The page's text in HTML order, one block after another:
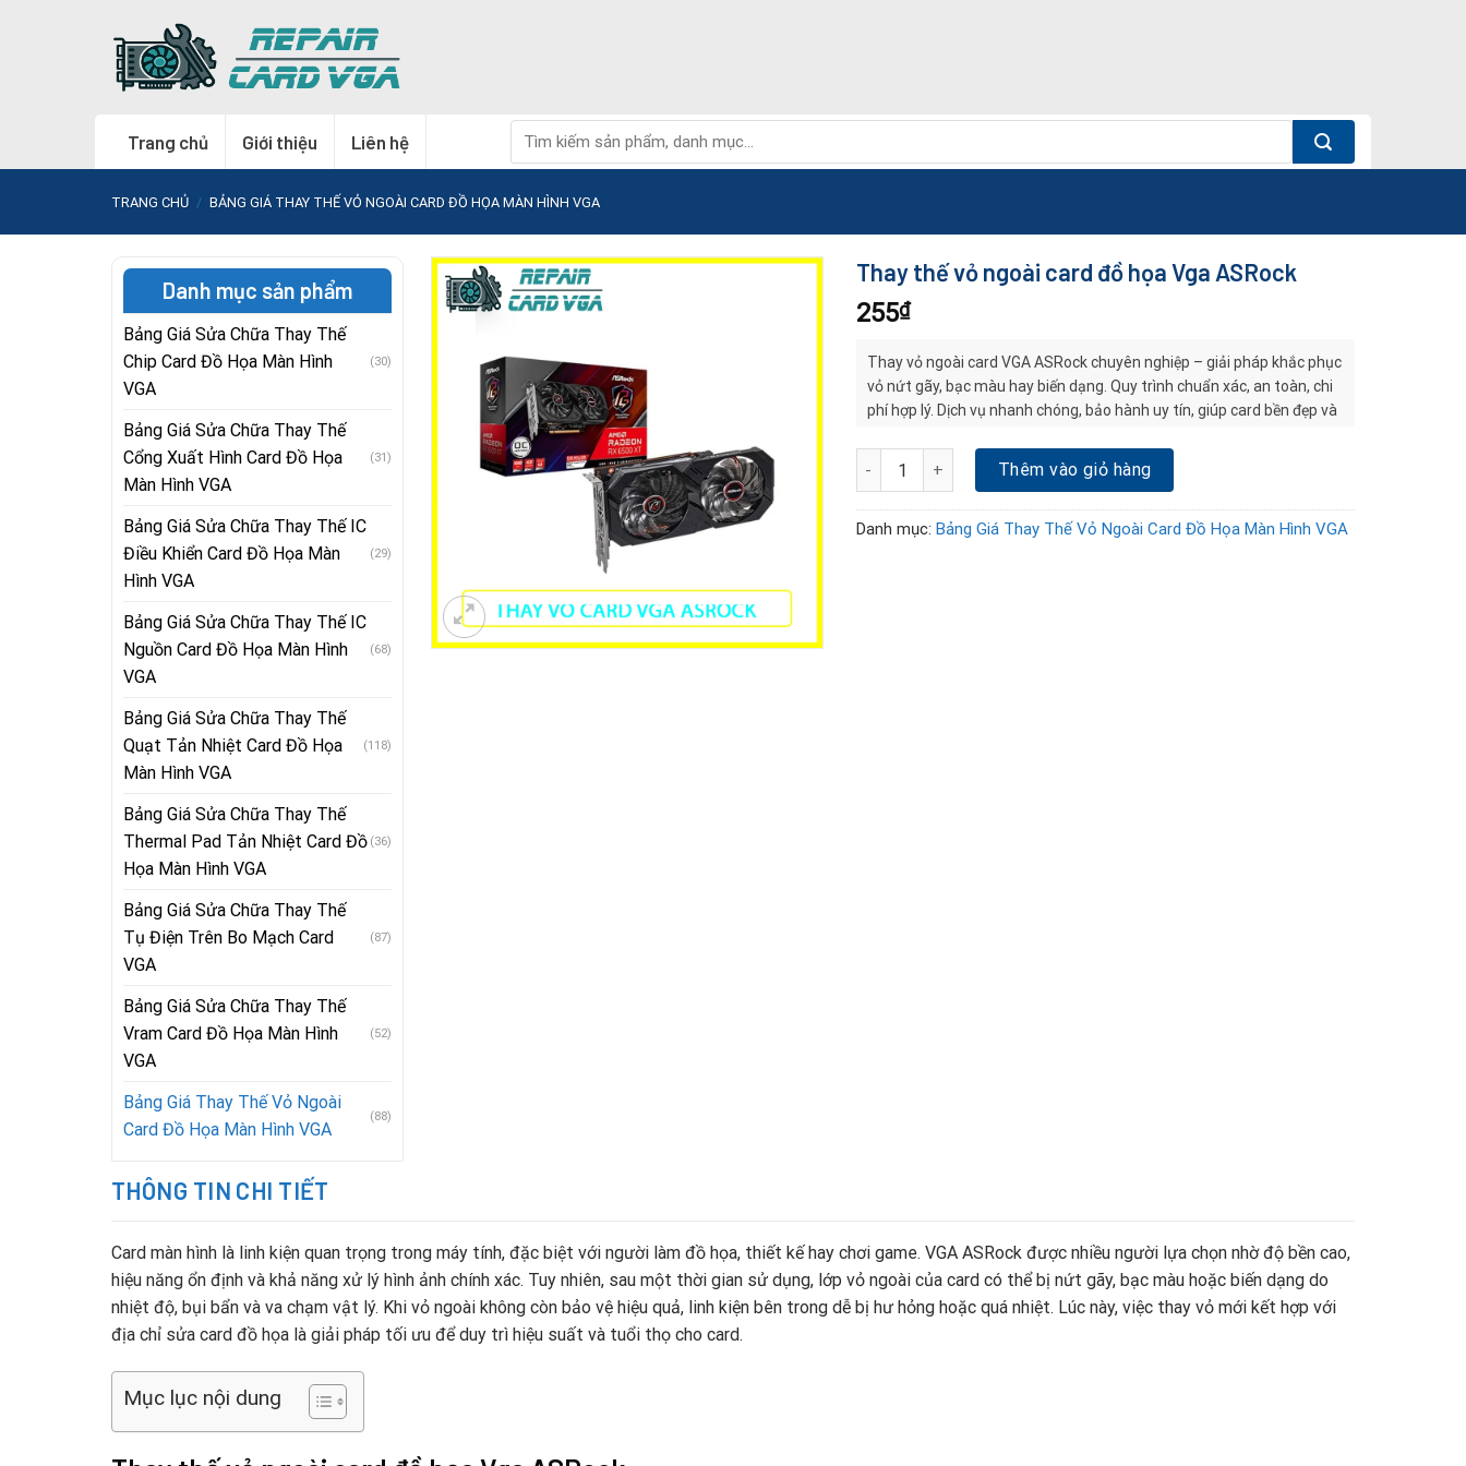
Trang chủ Giới thiệu Liên hệ
kiếm:
TRANG CHỦ / BẢNG GIÁ THAY THẾ VỎ NGOÀI CARD ĐỒ HỌA MÀN HÌNH VGA
Thay thế vỏ ngoài card đồ họa Vga ASRock
255₫
Thay vỏ ngoài card VGA ASRock chuyên nghiệp – giải pháp khắc phục
vỏ nứt gãy, bạc màu hay biến dạng. Quy trình chuẩn xác, an toàn, chi
phí hợp lý. Dịch vụ nhanh chóng, bảo hành uy tín, giúp card bền đẹp và
Thay thế vỏ ngoài card đồ họa Vga ASRock số lượng
Thêm vào giỏ hàng
Danh mục: Bảng Giá Thay Thế Vỏ Ngoài Card Đồ Họa Màn Hình VGA
Danh mục sản phẩm
Bảng Giá Sửa Chữa Thay Thế
Chip Card Đồ Họa Màn Hình
VGA
(30)
Bảng Giá Sửa Chữa Thay Thế
Cổng Xuất Hình Card Đồ Họa
Màn Hình VGA
(31)
Bảng Giá Sửa Chữa Thay Thế IC
Điều Khiển Card Đồ Họa Màn
Hình VGA
(29)
Bảng Giá Sửa Chữa Thay Thế IC
Nguồn Card Đồ Họa Màn Hình
VGA
(68)
Bảng Giá Sửa Chữa Thay Thế
Quạt Tản Nhiệt Card Đồ Họa
Màn Hình VGA
(118)
Bảng Giá Sửa Chữa Thay Thế
Thermal Pad Tản Nhiệt Card Đồ
Họa Màn Hình VGA
(36)
Bảng Giá Sửa Chữa Thay Thế
Tụ Điện Trên Bo Mạch Card
VGA
(87)
Bảng Giá Sửa Chữa Thay Thế
Vram Card Đồ Họa Màn Hình
VGA
(52)
Bảng Giá Thay Thế Vỏ Ngoài
Card Đồ Họa Màn Hình VGA
(88)
THÔNG TIN CHI TIẾT
Card màn hình là linh kiện quan trọng trong máy tính, đặc biệt với người làm đồ họa, thiết kế hay chơi game. VGA ASRock được nhiều người lựa chọn nhờ độ bền cao,
hiệu năng ổn định và khả năng xử lý hình ảnh chính xác. Tuy nhiên, sau một thời gian sử dụng, lớp vỏ ngoài của card có thể bị nứt gãy, bạc màu hoặc biến dạng do
nhiệt độ, bụi bẩn và va chạm vật lý. Khi vỏ ngoài không còn bảo vệ hiệu quả, linh kiện bên trong dễ bị hư hỏng hoặc quá nhiệt. Lúc này, việc thay vỏ mới kết hợp với
địa chỉ sửa card đồ họa là giải pháp tối ưu để duy trì hiệu suất và tuổi thọ cho card.
Mục lục nội dung